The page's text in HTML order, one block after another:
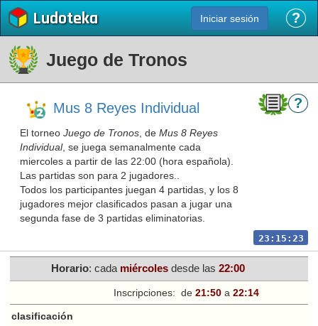
Ludoteka Iniciar sesión ?
Juego de Tronos
Mus 8 Reyes Individual
El torneo Juego de Tronos , de Mus 8 Reyes
Individual, se juega semanalmente cada
miercoles a partir de las 22:00 (hora española).
Las partidas son para 2 jugadores..
Todos los participantes juegan 4 partidas, y los 8
jugadores mejor clasificados pasan a jugar una
segunda fase de 3 partidas eliminatorias.
?
23:15:23
Horario: cada miércoles desde las22:00
Inscripciones: de 21:50 a 22:14
clasificación